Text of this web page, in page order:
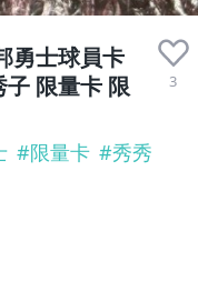
勇士球員卡
限量卡 限
3
#限量卡 #秀秀